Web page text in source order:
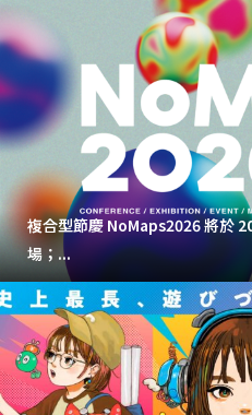
複合型節慶 NoMaps2026 將於
場；...